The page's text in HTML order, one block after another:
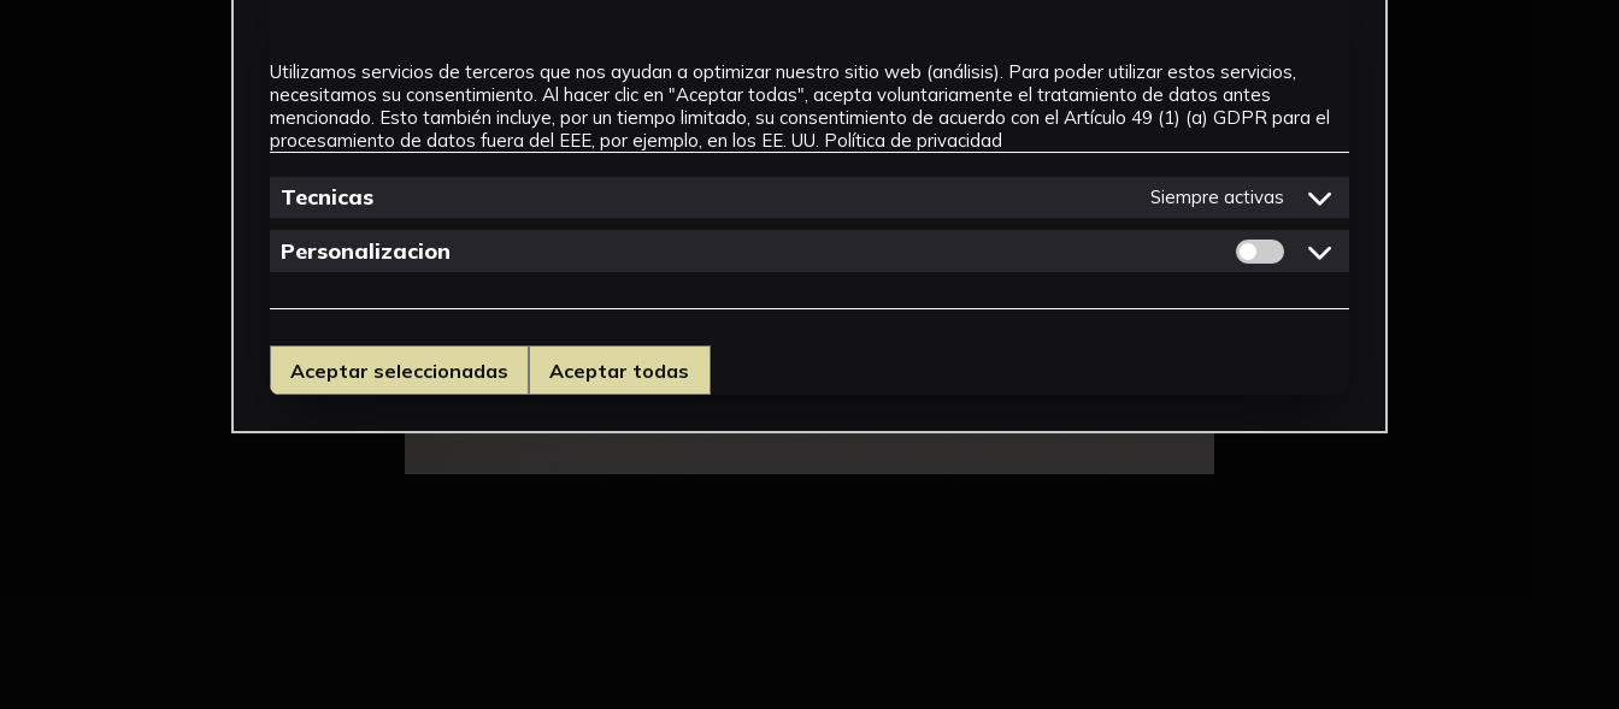
Utilizamos servicios de terceros que nos ayudan a optimizar nuestro sitio web (análisis). Para poder utilizar estos servicios,
necesitamos su consentimiento. Al hacer clic en "Aceptar todas", acepta voluntariamente el tratamiento de datos antes
mencionado. Esto también incluye, por un tiempo limitado, su consentimiento de acuerdo con el Artículo 49 (1) (a) GDPR para el
procesamiento de datos fuera del EEE, por ejemplo, en los EE. UU. Política de privacidad
Tecnicas Siempre activas
Personalizacion Permitir cookies de Personalizacion
Aceptar seleccionadas Aceptar todas